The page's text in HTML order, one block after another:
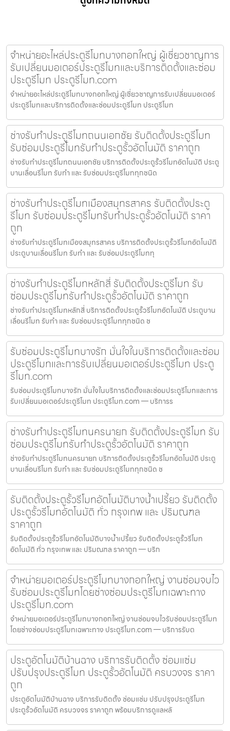
จำหน่ายอะไหล่ประตูรีโมทบางกอกใหญ่ ผู้เชี่ยวชาญการ
รับเปลี่ยนมอเตอร์ประตูรีโมทและบริการติดตั้งและซ่อม
ประตูรีโมท ประตูรีโมท.com
จำหน่ายอะไหล่ประตูรีโมทบางกอกใหญ่ ผู้เชี่ยวชาญการรับเปลี่ยนมอเตอร์
ประตูรีโมทและบริการติดตั้งและซ่อมประตูรีโมท ประตูรีโมท
ช่างรับทำประตูรีโมทถนนเอกชัย รับติดตั้งประตูรีโมท
รับซ่อมประตูรีโมทรับทำประตูรั้วอัตโนมัติ ราคาถูก
ช่างรับทำประตูรีโมทถนนเอกชัย บริการติดตั้งประตูรั้วรีโมทอัตโนมัติ ประตู
บานเลื่อนรีโมท รับทำ และ รับซ่อมประตูรีโมททุกชนิด
ช่างรับทำประตูรีโมทเมืองสมุทรสาคร รับติดตั้งประตู
รีโมท รับซ่อมประตูรีโมทรับทำประตูรั้วอัตโนมัติ ราคา
ถูก
ช่างรับทำประตูรีโมทเมืองสมุทรสาคร บริการติดตั้งประตูรั้วรีโมทอัตโนมัติ
ประตูบานเลื่อนรีโมท รับทำ และ รับซ่อมประตูรีโมททุ
ช่างรับทำประตูรีโมทหลักสี่ รับติดตั้งประตูรีโมท รับ
ซ่อมประตูรีโมทรับทำประตูรั้วอัตโนมัติ ราคาถูก
ช่างรับทำประตูรีโมทหลักสี่ บริการติดตั้งประตูรั้วรีโมทอัตโนมัติ ประตูบาน
เลื่อนรีโมท รับทำ และ รับซ่อมประตูรีโมททุกชนิด ช
รับซ่อมประตูรีโมทบางรัก มั่นใจในบริการติดตั้งและซ่อม
ประตูรีโมทและการรับเปลี่ยนมอเตอร์ประตูรีโมท ประตู
รีโมท.com
รับซ่อมประตูรีโมทบางรัก มั่นใจในบริการติดตั้งและซ่อมประตูรีโมทและการ
รับเปลี่ยนมอเตอร์ประตูรีโมท ประตูรีโมท.com — บริการร
ช่างรับทำประตูรีโมทนครนายก รับติดตั้งประตูรีโมท รับ
ซ่อมประตูรีโมทรับทำประตูรั้วอัตโนมัติ ราคาถูก
ช่างรับทำประตูรีโมทนครนายก บริการติดตั้งประตูรั้วรีโมทอัตโนมัติ ประตู
บานเลื่อนรีโมท รับทำ และ รับซ่อมประตูรีโมททุกชนิด ช
รับติดตั้งประตูรั้วรีโมทอัตโนมัติบางน้ำเปรี้ยว รับติดตั้ง
ประตูรั้วรีโมทอัตโนมัติ ทั่ว กรุงเทพ และ ปริมณฑล
ราคาถูก
รับติดตั้งประตูรั้วรีโมทอัตโนมัติบางน้ำเปรี้ยว รับติดตั้งประตูรั้วรีโมท
อัตโนมัติ ทั่ว กรุงเทพ และ ปริมณฑล ราคาถูก — บริก
จำหน่ายมอเตอร์ประตูรีโมทบางกอกใหญ่ งานซ่อมจบไว
รับซ่อมประตูรีโมทโดยช่างซ่อมประตูรีโมทเฉพาะทาง
ประตูรีโมท.com
จำหน่ายมอเตอร์ประตูรีโมทบางกอกใหญ่ งานซ่อมจบไวรับซ่อมประตูรีโมท
โดยช่างซ่อมประตูรีโมทเฉพาะทาง ประตูรีโมท.com — บริการรับต
ประตูอัตโนมัติบ้านฉาง บริการรับติดตั้ง ซ่อมแซ่ม
ปรับปรุงประตูรีโมท ประตูรั้วอัตโนมัติ ครบวงจร ราคา
ถูก
ประตูอัตโนมัติบ้านฉาง บริการรับติดตั้ง ซ่อมแซ่ม ปรับปรุงประตูรีโมท
ประตูรั้วอัตโนมัติ ครบวงจร ราคาถูก พร้อมบริการดูแลหลั